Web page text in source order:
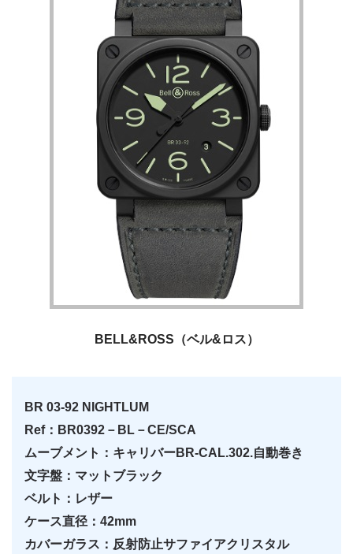
BELL&ROSS（ベル&ロス）
BR 03-92 NIGHTLUM
Ref：BR0392－BL－CE/SCA
ムーブメント：キャリバーBR-CAL.302.自動巻き
文字盤：マットブラック
ベルト：レザー
ケース直径：42mm
カバーガラス：反射防止サファイアクリスタル